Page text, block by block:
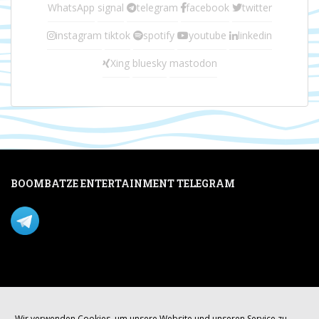
WhatsApp signal telegram facebook twitter
instagram tiktok spotify youtube linkedin
Xing bluesky mastodon
BOOMBATZE ENTERTAINMENT TELEGRAM